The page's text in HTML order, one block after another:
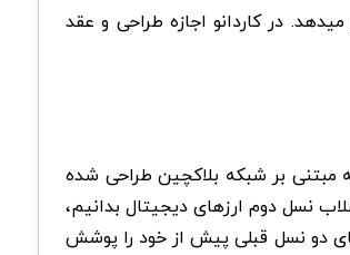
در کاردانو اجازه طراحی و عقد
طور رسمی کار خود را از سال 2017 میلادی آغاز نمود. این ارز که مبتنی بر شبکه بلاکچین طراحی شده
نسل دوم ارزهای دیجیتال بدانیم،
دو نسل قبلی پیش از خود را پوشش